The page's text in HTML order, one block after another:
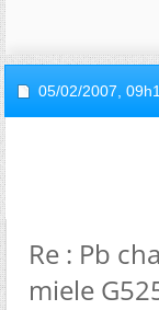
05/02/2007,
Re : Pb
miele